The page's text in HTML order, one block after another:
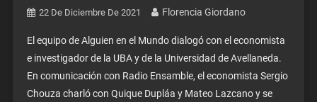
22 De Diciembre De 2021 Florencia Giordano
El equipo de Alguien en el Mundo dialogó con el economista
e investigador de la UBA y de la Universidad de Avellaneda.
En comunicación con Radio Ensamble, el economista Sergio
Chouza charló con Quique Dupláa y Mateo Lazcano y se